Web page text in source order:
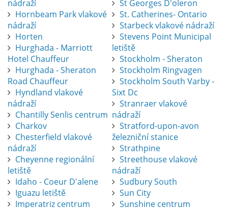
nádraží
Hornbeam Park vlakové
nádraží
Horten
Hurghada - Marriott
Hotel Chauffeur
Hurghada - Sheraton
Road Chauffeur
Hyndland vlakové
nádraží
Chantilly Senlis centrum
Charkov
Chesterfield vlakové
nádraží
Cheyenne regionální
letiště
Idaho - Coeur D'alene
Iguazu letiště
Imperatriz centrum
St Georges D'oleron
St. Catherines- Ontario
Starbeck vlakové nádraží
Stevens Point Municipal
letiště
Stockholm - Sheraton
Stockholm Ringvagen
Stockholm South Varby -
Sixt Dc
Stranraer vlakové
nádraží
Stratford-upon-avon
železniční stanice
Strathpine
Streethouse vlakové
nádraží
Sudbury South
Sun City
Sunshine centrum